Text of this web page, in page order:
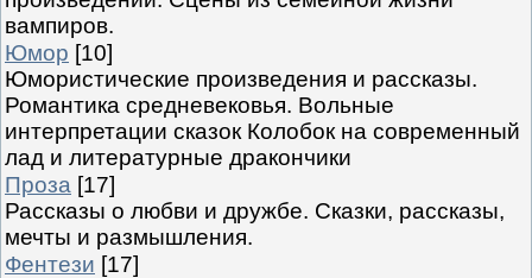
вампиров.
Юмор [10]
Юмористические произведения и рассказы.
Романтика средневековья. Вольные
интерпретации сказок Колобок на современный
лад и литературные дракончики
Проза [17]
Рассказы о любви и дружбе. Сказки, рассказы,
мечты и размышления.
Фентези [17]